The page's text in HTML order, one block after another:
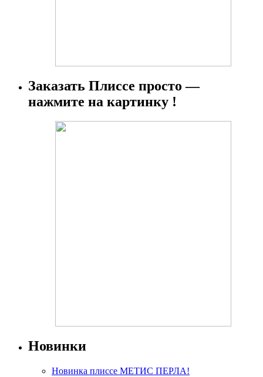
Заказать Плиссе просто —
нажмите на картинку !
Новинки
Новинка плиссе МЕТИС ПЕРЛА!